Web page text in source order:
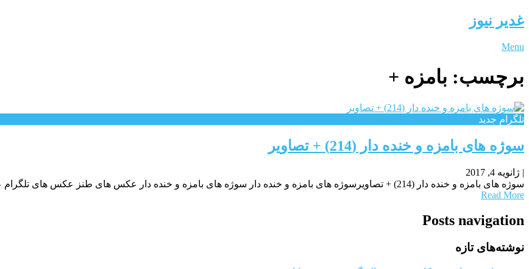
غدیر نیوز
Menu
برچسب: بامزه +
تلگرام جدید
سوژه های بامزه و خنده دار (214) + تصاویر
| ژانویه 4, 2017
سوژه های بامزه و خنده دار (214) + تصاویرسوژه های بامزه و خنده دار سوژه های بامزه و خنده دار عکس های طنز عکس های تلگرام عکس خنده
Read More
Posts navigation
نوشته‌های تازه